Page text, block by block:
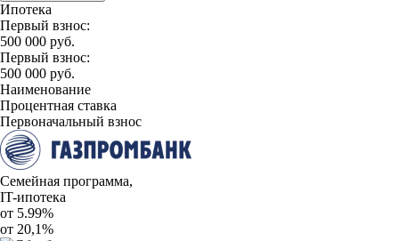
Ипотека
Первый взнос:
500 000 руб.
Первый взнос:
500 000 руб.
Наименование
Процентная ставка
Первоначальный взнос
Семейная программа,
IT-ипотека
от 5.99%
от 20,1%